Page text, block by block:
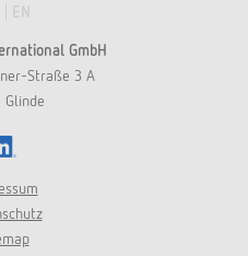
EN
GmbH
Straße 3 A
Glinde